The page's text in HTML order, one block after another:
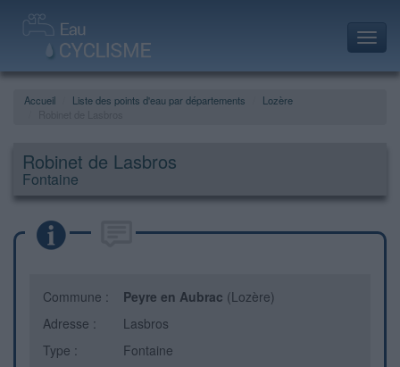
Accueil Liste des points d'eau par départements
Lozère
Robinet de Lasbros
Fontaine
Commune : Peyre en Aubrac (Lozère)
Adresse :
Lasbros
Type :
Fontaine